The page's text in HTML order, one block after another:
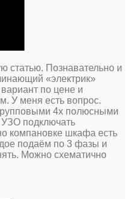
статью. Познавательно и
«электрик»
по цене и
У меня есть вопрос.
4х полюсными
УЗО подключать
компановке шкафа есть
подаём по 3 фазы и
Можно схематично